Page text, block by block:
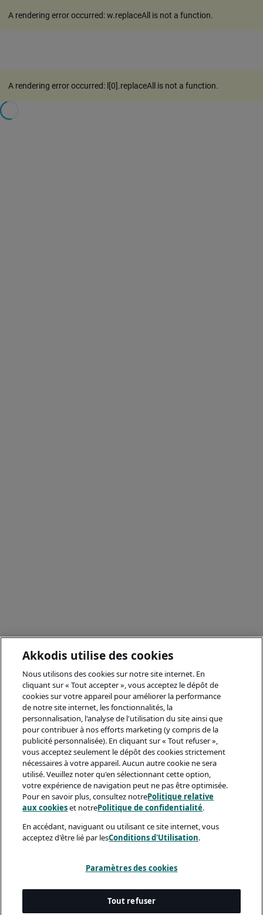
A rendering error occurred:w.replaceAll is not a function.
A rendering error occurred: l[0].replaceAll is not a function.
Akkodis utilise des cookies
Nous utilisons des cookies sur notre site internet. En
cliquant sur « Tout accepter », vous acceptez le dépôt de
cookies sur votre appareil pour améliorer la performance
de notre site internet, les fonctionnalités, la
personnalisation, l'analyse de l'utilisation du site ainsi que
pour contribuer à nos efforts marketing (y compris de la
publicité personnalisée). En cliquant sur « Tout refuser »,
vous acceptez seulement le dépôt des cookies strictement
nécessaires à votre appareil. Aucun autre cookie ne sera
utilisé. Veuillez noter qu'en sélectionnant cette option,
votre expérience de navigation peut ne pas être optimisée.
Pour en savoir plus, consultez notrePolitique relative
aux cookieset notrePolitique de confidentialité.
En accédant, naviguant ou utilisant ce site internet, vous
acceptez d'être lié par lesConditions d'Utilisation.
Paramètres des cookies
Tout refuser